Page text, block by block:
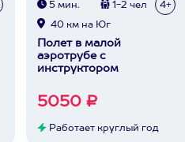
5 мин. 1-2 чел 4+
40 км на Юг
Полет в малой
аэротрубе с
инструктором
5050 ₽
Работает круглый год